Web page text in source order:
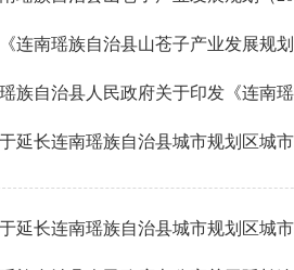
连南瑶族自治县山苍子产业发展规
族自治县人民政府关于印发《连南
于延长连南瑶族自治县城市规划区城
于延长连南瑶族自治县城市规划区城